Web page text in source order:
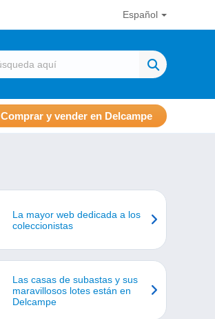
Español
Comprar y vender en Delcampe
La mayor web dedicada a los
coleccionistas
Las casas de subastas y sus
maravillosos lotes están en
Delcampe